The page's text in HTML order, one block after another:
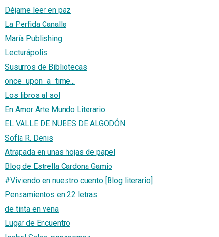
Déjame leer en paz
La Perfida Canalla
María Publishing
Lecturápolis
Susurros de Bibliotecas
once_upon_a_time...
Los libros al sol
En Amor Arte Mundo Literario
EL VALLE DE NUBES DE ALGODÓN
Sofía R. Denis
Atrapada en unas hojas de papel
Blog de Estrella Cardona Gamio
#Viviendo en nuestro cuento [Blog literario]
Pensamientos en 22 letras
de tinta en vena
Lugar de Encuentro